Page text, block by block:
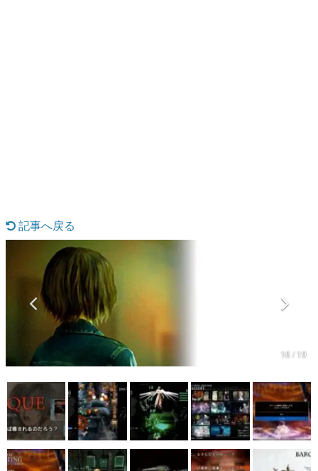
なんでゲームは面白い？
ゲーム開発者・hamatsu氏がゲームの魅力を画面や操作の
具体的な形から解き明かしていく、硬派で骨太な評論連載
です。
ゲームが変えた日本語
「経験値」「裏技」「ラスボス」… ゲームにまつわる言葉
の起源や用法の変遷を、コンピューター文化史研究家・タ
イニーP氏が徹底調査。
カテゴリ
特集記事
マンガ
女性向け
記事へ戻る
16 / 19